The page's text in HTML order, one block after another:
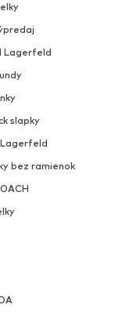
Lagerfeld
slapky
bez ramienok